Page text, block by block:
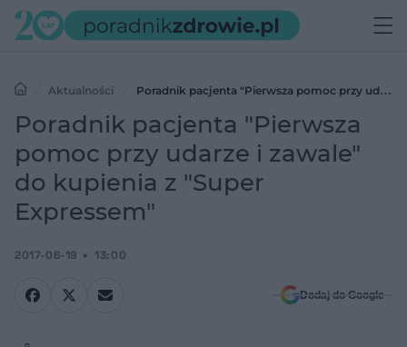
Aktualności
Poradnik pacjenta "Pierwsza pomoc przy udarze
i zawale" do kupienia z "Super Expressem"
Poradnik pacjenta "Pierwsza
pomoc przy udarze i zawale"
do kupienia z "Super
Expressem"
2017-06-19 13:00
Dodaj do Google